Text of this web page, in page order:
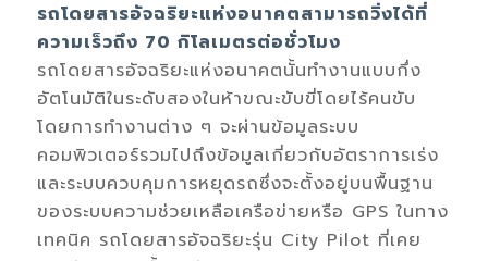
รถโดยสารอัจฉริยะแห่งอนาคตสามารถวิ่งได้ที่
ความเร็วถึง 70 กิโลเมตรต่อชั่วโมง
รถโดยสารอัจฉริยะแห่งอนาคตนั้นทำงานแบบกึ่ง
อัตโนมัติในระดับสองในห้าขณะขับขี่โดยไร้คนขับ
โดยการทำงานต่าง ๆ จะผ่านข้อมูลระบบ
คอมพิวเตอร์รวมไปถึงข้อมูลเกี่ยวกับอัตราการเร่ง
และระบบควบคุมการหยุดรถซึ่งจะตั้งอยู่บนพื้นฐาน
ของระบบความช่วยเหลือเครือข่ายหรือ GPS ในทาง
เทคนิค รถโดยสารอัจฉริยะรุ่น City Pilot ที่เคย